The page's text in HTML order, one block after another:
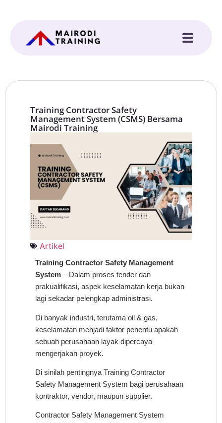
Training Contractor Safety
Management System (CSMS) Bersama
Mairodi Training
Artikel
Training Contractor Safety Management
System – Dalam proses tender dan
prakualifikasi, aspek keselamatan kerja bukan
lagi sekadar pelengkap administrasi.
Di banyak industri, terutama oil & gas,
keselamatan menjadi faktor penentu apakah
sebuah perusahaan layak dipercaya
mengerjakan proyek.
Di sinilah pentingnya Training Contractor
Safety Management System bagi perusahaan
kontraktor, vendor, maupun supplier.
Contractor Safety Management System